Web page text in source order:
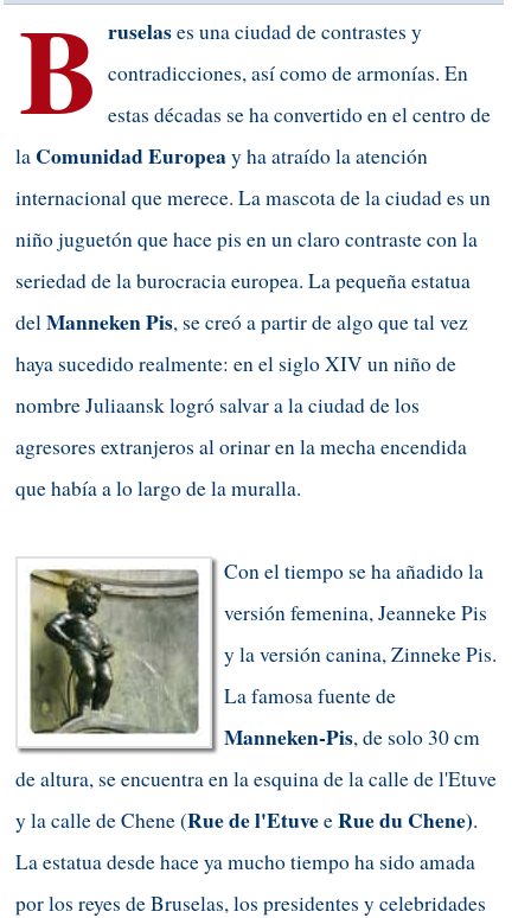
B ruselases una ciudad de contrastes y
contradicciones, así como de armonías. En
estas décadas se ha convertido en el centro de
la ComunidadEuropeay ha atraído la atención
internacional que merece. La mascota de la ciudad es un
niño juguetón que hace pis en un claro contraste con la
seriedad de la burocracia europea. La pequeña estatua
delMannekenPis, se creó a partir de algo que tal vez
haya sucedido realmente: en el siglo XIV un niño de
nombre Juliaansk logró salvar a la ciudad de los
agresores extranjeros al orinar en la mecha encendida
que había a lo largo de la muralla.
Con el tiempo se ha añadido la
versión femenina, Jeanneke Pis
y la versión canina, Zinneke Pis.
La famosa fuente de
Manneken-Pis, de solo 30 cm
de altura, se encuentra en la esquina de la calle de l'Etuve
y la calle de Chene(Rue de l'EtuveeRue du Chene).
La estatua desde hace ya mucho tiempo ha sido amada
por los reyes de Bruselas, los presidentes y celebridades